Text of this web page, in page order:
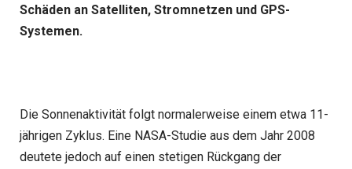
Schäden an Satelliten, Stromnetzen und GPS-
Systemen.
Die Sonnenaktivität folgt normalerweise einem etwa 11-
jährigen Zyklus. Eine NASA-Studie aus dem Jahr 2008
deutete jedoch auf einen stetigen Rückgang der